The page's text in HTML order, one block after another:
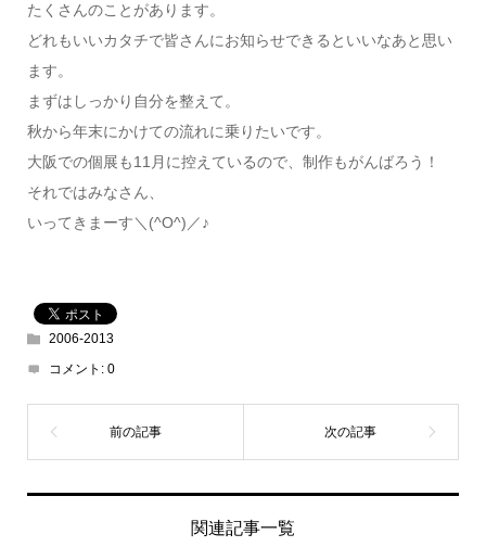
たくさんのことがあります。
どれもいいカタチで皆さんにお知らせできるといいなあと思い
ます。
まずはしっかり自分を整えて。
秋から年末にかけての流れに乗りたいです。
大阪での個展も11月に控えているので、制作もがんばろう！
それではみなさん、
いってきまーす＼(^O^)／♪
2006-2013
コメント: 0
関連記事一覧